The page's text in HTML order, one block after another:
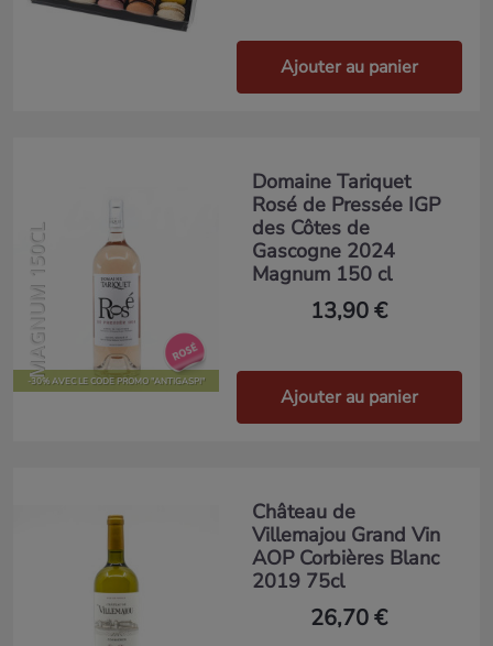
Ajouter au panier
-30% AVEC LE CODE PROMO "ANTIGASPI"
MAGNUM 150CL
Domaine Tariquet
Rosé de Pressée IGP
des Côtes de
Gascogne 2024
Magnum 150 cl
13,90 €
Ajouter au panier
Château de
Villemajou Grand Vin
AOP Corbières Blanc
2019 75cl
26,70 €